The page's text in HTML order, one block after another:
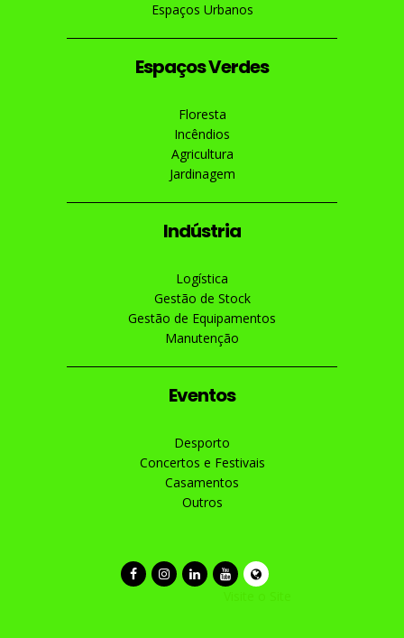
Espaços Urbanos
Espaços Verdes
Floresta
Incêndios
Agricultura
Jardinagem
Indústria
Logística
Gestão de Stock
Gestão de Equipamentos
Manutenção
Eventos
Desporto
Concertos e Festivais
Casamentos
Outros